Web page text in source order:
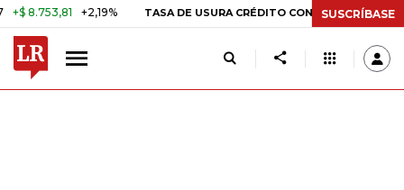
+2,19% TASA DE USURA CRÉDITO CONSUMO 29,66% +0,87%
SUSCRÍBASE